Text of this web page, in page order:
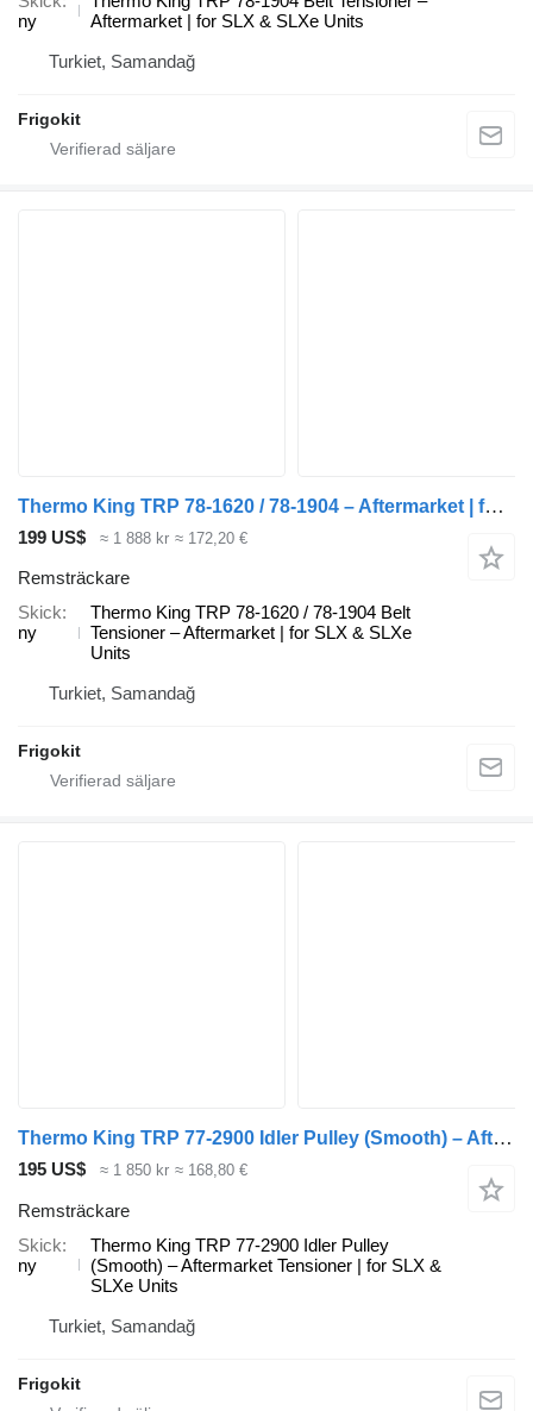
ny
Aftermarket | for SLX & SLXe Units
Turkiet, Samandağ
Frigokit
Thermo King TRP 78-1620 / 78-1904 – Aftermarket | for SLX & SLXe Units Thermo remsträckare till kylanläggning
199 US$ ≈ 1 888 kr ≈ 172,20 €
Remsträckare
Skick
ny
Thermo King TRP 78-1620 / 78-1904 Belt
Tensioner – Aftermarket | for SLX & SLXe
Units
Turkiet, Samandağ
Frigokit
Thermo King TRP 77-2900 Idler Pulley (Smooth) – Aftermarket Tensioner | for Thermo remsträckare till Thermo King kylanläggning
195 US$ ≈ 1 850 kr ≈ 168,80 €
Remsträckare
Skick
ny
Thermo King TRP 77-2900 Idler Pulley
(Smooth) – Aftermarket Tensioner | for SLX &
SLXe Units
Turkiet, Samandağ
Frigokit